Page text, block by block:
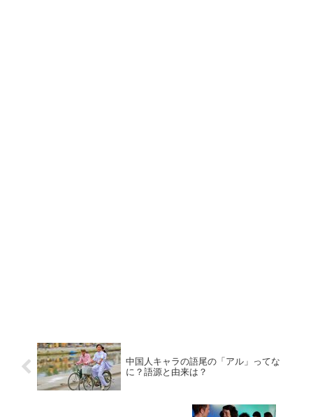
中国人キャラの語尾の「アル」ってな
に？語源と由来は？